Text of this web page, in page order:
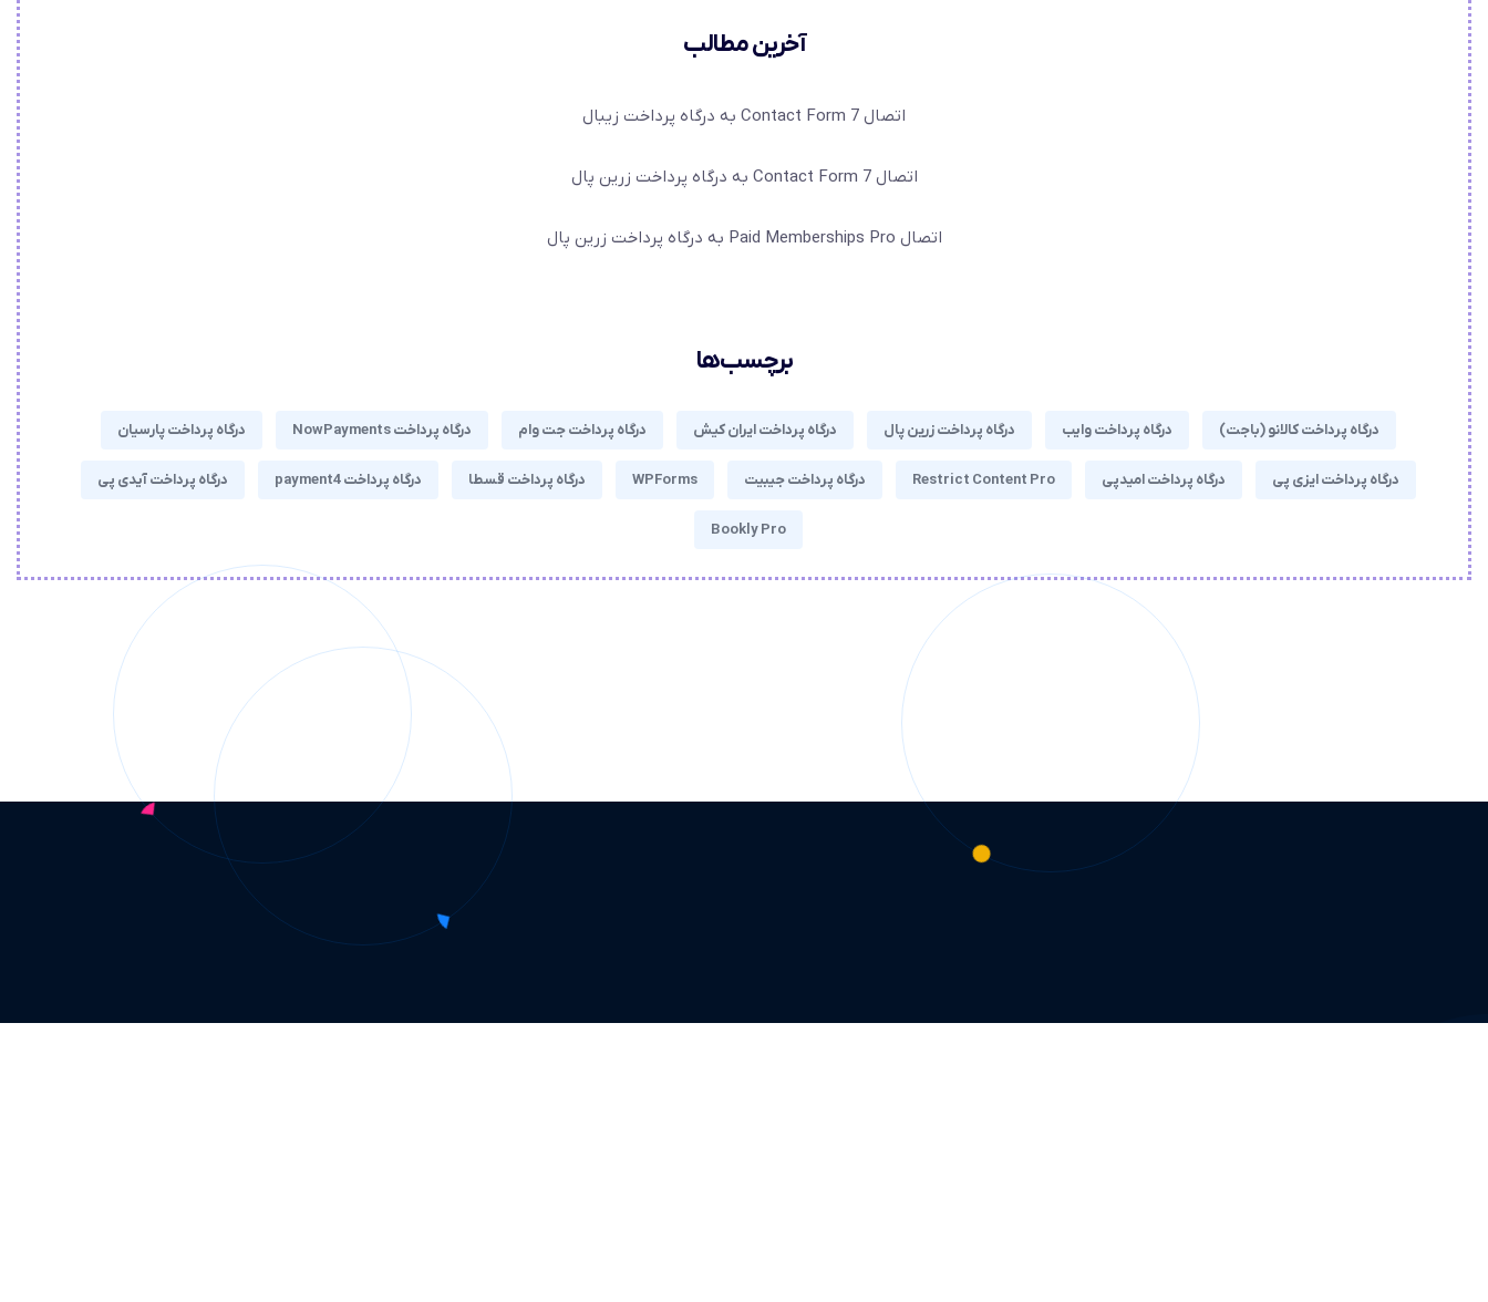
آخرین مطالب
اتصال Contact Form 7 به درگاه پرداخت زیبال
اتصال Contact Form 7 به درگاه پرداخت زرین پال
اتصال Paid Memberships Pro به درگاه پرداخت زرین پال
برچسب‌ها
درگاه پرداخت کالانو (باجت) درگاه پرداخت وایب درگاه پرداخت زرین پال درگاه پرداخت ایران کیش درگاه پرداخت جت وام درگاه پرداخت NowPayments درگاه پرداخت پارسیان
درگاه پرداخت ایزی پی درگاه پرداخت امیدپی Restrict Content Pro درگاه پرداخت جیبیت WPForms درگاه پرداخت قسطا درگاه پرداخت payment4 درگاه پرداخت آیدی پی
Bookly Pro